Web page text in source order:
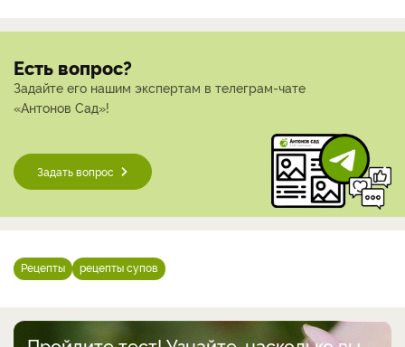
Есть вопрос?
Задайте его нашим экспертам в телеграм-чате
«Антонов Сад»!
Задать вопрос
Рецепты рецепты супов